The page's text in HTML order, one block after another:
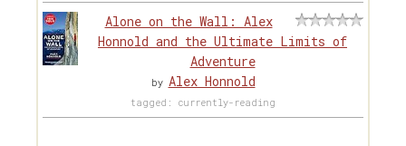
Alone on the Wall: Alex
Honnold and the Ultimate Limits of
Adventure
by Alex Honnold
tagged: currently-reading